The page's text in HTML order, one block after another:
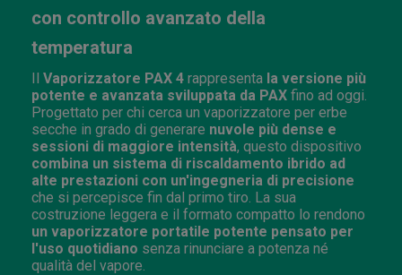
con controllo avanzato della
temperatura
Il Vaporizzatore PAX 4 rappresenta la versione più
potente e avanzata sviluppata da PAX fino ad oggi.
Progettato per chi cerca un vaporizzatore per erbe
secche in grado di generare nuvole più dense e
sessioni di maggiore intensità, questo dispositivo
combina un sistema di riscaldamento ibrido ad
alte prestazioni con un'ingegneria di precisione
che si percepisce fin dal primo tiro. La sua
costruzione leggera e il formato compatto lo rendono
un vaporizzatore portatile potente pensato per
l'uso quotidiano senza rinunciare a potenza né
qualità del vapore.